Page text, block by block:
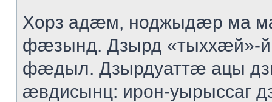
Хорз адӕм, ноджыдӕр ма
фӕзынд. Дзырд «тыххӕй»-
фӕдыл. Дзырдуаттӕ ацы
ӕвдисынц: ирон-уырыссаг